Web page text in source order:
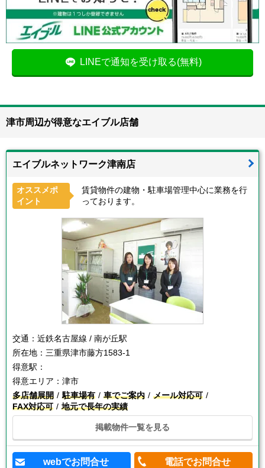
LINEで通知を受け取る(無料)
津市周辺が得意なエイブル店舗
エイブルネットワーク津南店
オススメポ
イント
賃貸物件の建物・駐車場管理中心に業務を行
っております。
交通： 近鉄名古屋線 / 南が丘駅
所在地： 三重県津市藤方1583-1
得意駅：
得意エリア： 津市
多店舗展開
駐車場有 車でご案内
メール対応可
FAX対応可
地元で長年の実績
掲載物件一覧を見る
webでお問合せ 電話でお問合せ